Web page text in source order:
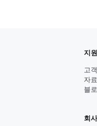
지원
고
자료
블
회사